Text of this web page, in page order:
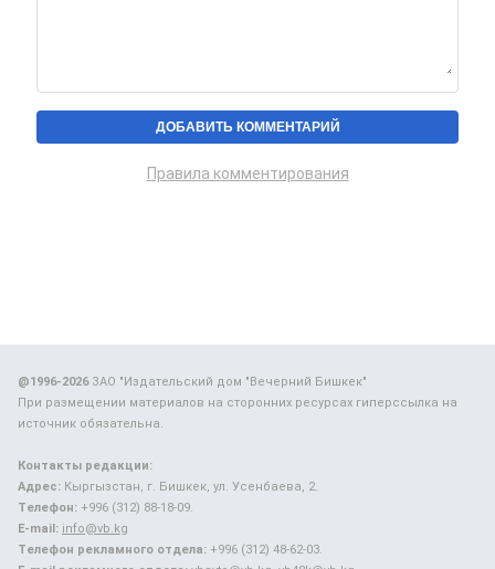
Правила комментирования
@1996-2026ЗАО "Издательский дом "Вечерний Бишкек"
При размещении материалов на сторонних ресурсах гиперссылка на
источник обязательна.
Контакты редакции:
Адрес: Кыргызстан, г. Бишкек, ул. Усенбаева, 2.
Телефон: +996 (312) 88-18-09.
E-mail: info@vb.kg
Телефон рекламного отдела: +996 (312) 48-62-03.